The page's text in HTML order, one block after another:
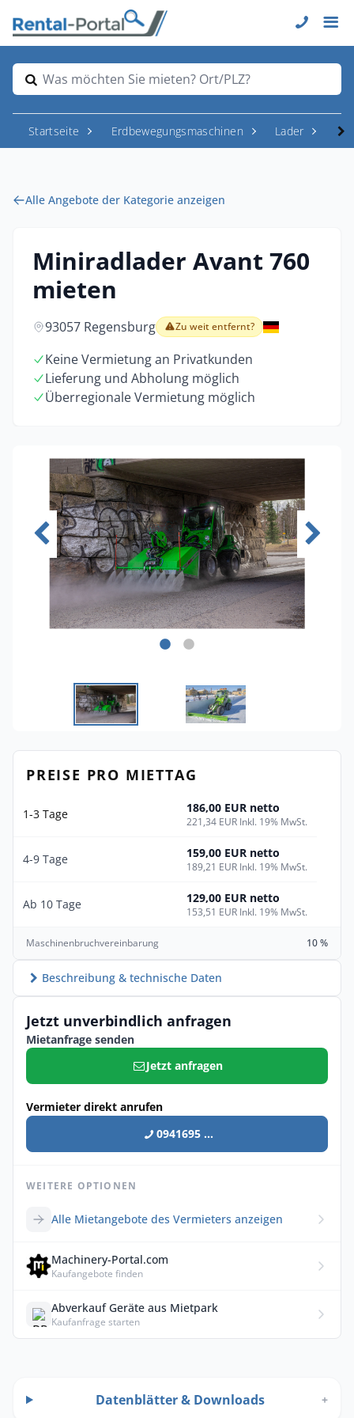
Was möchten Sie mieten? Ort/PLZ?
Startseite Erdbewegungsmaschinen Lader
Alle Angebote der Kategorie anzeigen
Miniradlader Avant 760
mieten
93057 Regensburg Zu weit entfernt?
Keine Vermietung an Privatkunden
Lieferung und Abholung möglich
Überregionale Vermietung möglich
PREISE PRO MIETTAG
1-3 Tage 186,00 EUR netto
221,34 EUR Inkl. 19% MwSt.
4-9 Tage 159,00 EUR netto
189,21 EUR Inkl. 19% MwSt.
Ab 10 Tage 129,00 EUR netto
153,51 EUR Inkl. 19% MwSt.
Maschinenbruchvereinbarung 10 %
Beschreibung & technische Daten
Jetzt unverbindlich anfragen
Mietanfrage senden
Jetzt anfragen
Vermieter direkt anrufen
0941695 ...
WEITERE OPTIONEN
Alle Mietangebote des Vermieters anzeigen
Machinery-Portal.com
Kaufangebote finden
Abverkauf Geräte aus Mietpark
Kaufanfrage starten
Datenblätter & Downloads +